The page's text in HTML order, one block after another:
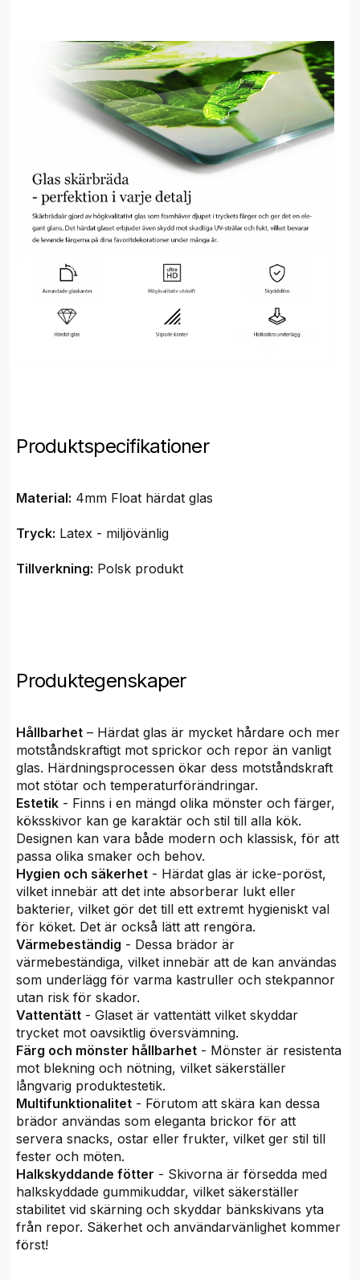
Produktspecifikationer
Material: 4mm Float härdat glas
Tryck: Latex - miljövänlig
Tillverkning: Polsk produkt
Produktegenskaper
Hållbarhet – Härdat glas är mycket hårdare och mer
motståndskraftigt mot sprickor och repor än vanligt
glas. Härdningsprocessen ökar dess motståndskraft
mot stötar och temperaturförändringar.
Estetik - Finns i en mängd olika mönster och färger,
köksskivor kan ge karaktär och stil till alla kök.
Designen kan vara både modern och klassisk, för att
passa olika smaker och behov.
Hygien och säkerhet - Härdat glas är icke-poröst,
vilket innebär att det inte absorberar lukt eller
bakterier, vilket gör det till ett extremt hygieniskt val
för köket. Det är också lätt att rengöra.
Värmebeständig - Dessa brädor är
värmebeständiga, vilket innebär att de kan användas
som underlägg för varma kastruller och stekpannor
utan risk för skador.
Vattentätt - Glaset är vattentätt vilket skyddar
trycket mot oavsiktlig översvämning.
Färg och mönster hållbarhet - Mönster är resistenta
mot blekning och nötning, vilket säkerställer
långvarig produktestetik.
Multifunktionalitet - Förutom att skära kan dessa
brädor användas som eleganta brickor för att
servera snacks, ostar eller frukter, vilket ger stil till
fester och möten.
Halkskyddande fötter - Skivorna är försedda med
halkskyddade gummikuddar, vilket säkerställer
stabilitet vid skärning och skyddar bänkskivans yta
från repor. Säkerhet och användarvänlighet kommer
först!